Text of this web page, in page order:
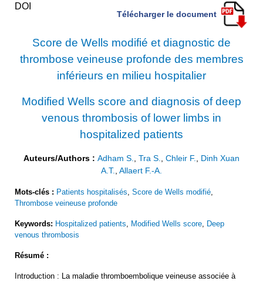
DOI
Télécharger le document
Score de Wells modifié et diagnostic de
thrombose veineuse profonde des membres
inférieurs en milieu hospitalier
Modified Wells score and diagnosis of deep
venous thrombosis of lower limbs in
hospitalized patients
Auteurs/Authors : Adham S. Tra S. Chleir F.
Dinh Xuan
A.T. Allaert F.-A.
Mots-clés : Patients hospitalisés Score de Wells modifié
Thrombose veineuse profonde
Keywords: Hospitalized patients Modified Wells score
Deep
venous thrombosis
Résumé :
Introduction : La maladie thromboembolique veineuse associée à